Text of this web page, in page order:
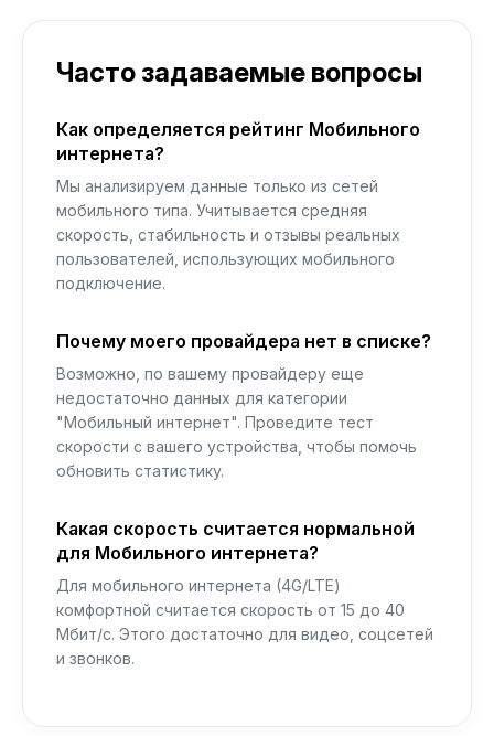
Часто задаваемые вопросы
Как определяется рейтинг Мобильного
интернета?
Мы анализируем данные только из сетей
мобильного типа. Учитывается средняя
скорость, стабильность и отзывы реальных
пользователей, использующих мобильного
подключение.
Почему моего провайдера нет в списке?
Возможно, по вашему провайдеру еще
недостаточно данных для категории
"Мобильный интернет". Проведите тест
скорости с вашего устройства, чтобы помочь
обновить статистику.
Какая скорость считается нормальной
для Мобильного интернета?
Для мобильного интернета (4G/LTE)
комфортной считается скорость от 15 до 40
Мбит/с. Этого достаточно для видео, соцсетей
и звонков.